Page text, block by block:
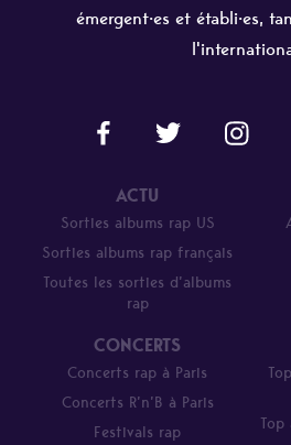
émergent·es et établi·es,
ACTU
Sorties albums rap US
Sorties albums rap français
Toutes les sorties d’albums
rap
CONCERTS
Concerts rap à Paris
Concerts R’n’B à Paris
Festivals rap